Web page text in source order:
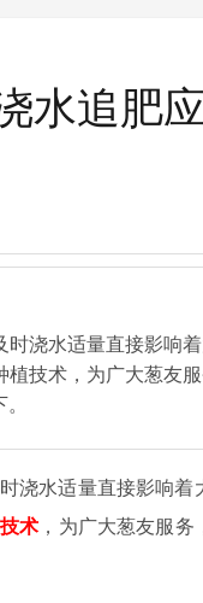
水追肥
浇水适量直接影响
技术，为广大葱友
浇水适量直接影响
术 ，为广大葱友服